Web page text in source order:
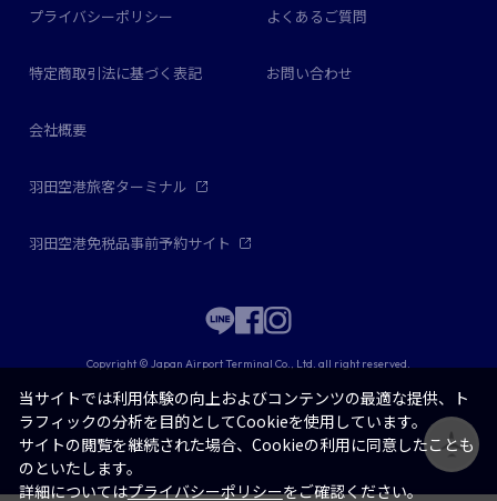
プライバシーポリシー よくあるご質問
特定商取引法に基づく表記 お問い合わせ
会社概要
羽田空港旅客ターミナル
羽田空港免税品事前予約サイト
Copyright © Japan Airport Terminal Co., Ltd. all right reserved.
当サイトでは利用体験の向上およびコンテンツの最適な提供、ト
ラフィックの分析を目的としてCookieを使用しています。
サイトの閲覧を継続された場合、Cookieの利用に同意したことも
のといたします。
詳細についてはプライバシーポリシーをご確認ください。